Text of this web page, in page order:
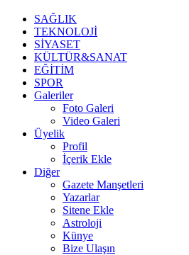
SAĞLIK
TEKNOLOJİ
SİYASET
KÜLTÜR&SANAT
EĞİTİM
SPOR
Galeriler
Foto Galeri
Video Galeri
Üyelik
Profil
İçerik Ekle
Diğer
Gazete Manşetleri
Yazarlar
Sitene Ekle
Astroloji
Künye
Bize Ulaşın